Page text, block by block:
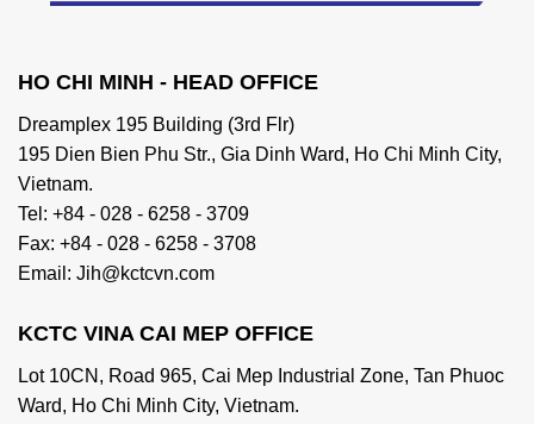
HO CHI MINH - HEAD OFFICE
Dreamplex 195 Building (3rd Flr)
195 Dien Bien Phu Str., Gia Dinh Ward, Ho Chi Minh City,
Vietnam.
Tel: +84 - 028 - 6258 - 3709
Fax: +84 - 028 - 6258 - 3708
Email: Jih@kctcvn.com
KCTC VINA CAI MEP OFFICE
Lot 10CN, Road 965, Cai Mep Industrial Zone, Tan Phuoc
Ward, Ho Chi Minh City, Vietnam.